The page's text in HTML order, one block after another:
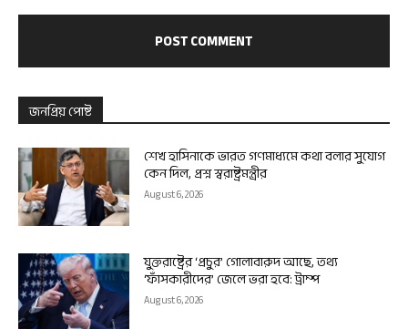
জনপ্রিয় পোষ্ট
শেখ হাসিনাকে ভারত গণমাধ্যমে কথা বলার সুযোগ
কেন দিল, প্রশ্ন স্বরাষ্ট্রমন্ত্রীর
August 6, 2026
যুক্তরাষ্ট্রের ‘প্রচুর’ গোলাবারুদ আছে, তথ্য
‘ফাঁসকারীদের’ জেলে ভরা হবে: ট্রাম্প
August 6, 2026